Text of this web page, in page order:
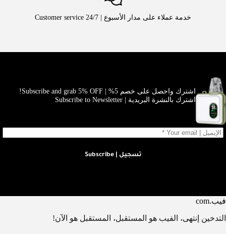
خدمة عملاء على مدار الأسبوع | Customer service 24/7
اشترك واحصل على خصم 5% | Subscribe and grab 5% OFF!
اشترك بالنشرة البريدية | Subscribe to Newsletter
تسجيل | Subscribe
فيب.com
التدخين إنتهى، الفيب هو المستقبل، المستقبل هو الآن!